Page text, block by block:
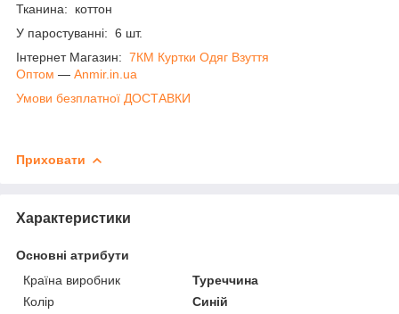
Тканина: коттон
У паростуванні: 6 шт.
Інтернет Магазин: 7КМ Куртки Одяг Взуття
Оптом ― Anmir.in.ua
Умови безплатної ДОСТАВКИ
Приховати
Характеристики
Основні атрибути
Країна виробник
Туреччина
Колір
Синій